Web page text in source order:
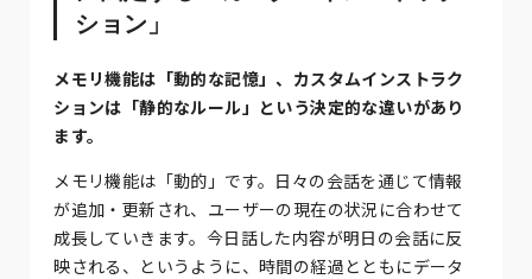
ション」
メモリ機能は「動的な記憶」、カスタムインストラク
ションは「静的なルール」という決定的な違いがあり
ます。
メモリ機能は「動的」です。日々の会話を通じて情報
が追加・更新され、ユーザーの現在の状況に合わせて
成長していきます。今日話した内容が明日の会話に反
映される、というように、時間の経過とともにデータ